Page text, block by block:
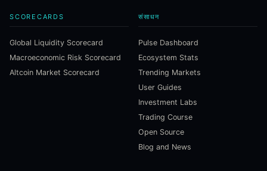
SCORECARDS
Global Liquidity Scorecard
Macroeconomic Risk Scorecard
Altcoin Market Scorecard
संसाधन
Pulse Dashboard
Ecosystem Stats
Trending Markets
User Guides
Investment Labs
Trading Course
Open Source
Blog and News